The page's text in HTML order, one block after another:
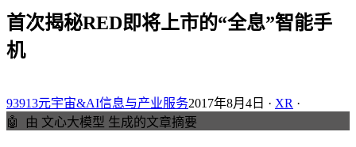
首次揭秘RED即将上市的“全息”智能手
机
93913元宇宙&AI信息与产业服务2017年8月4日 · XR ·
🤖
由 文心大模型 生成的文章摘要